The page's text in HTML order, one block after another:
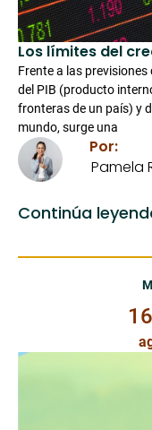
Los límites del
Frente a las
del PIB (producto
fronteras de un país) y
mundo, surge una
Por:
Pamela
Continúa
Martes 16 de